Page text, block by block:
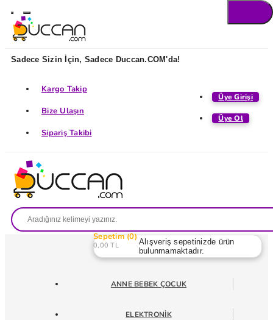
Sadece Sizin İçin, Sadece Duccan.COM'da!
Üye Girişi
Üye Ol
Kargo Takip
Bize Ulaşın
Sipariş Takibi
Sepetim 0
0,00 TL
Alışveriş sepetinizde ürün
bulunmamaktadır.
ANNE BEBEK ÇOCUK
ELEKTRONIK